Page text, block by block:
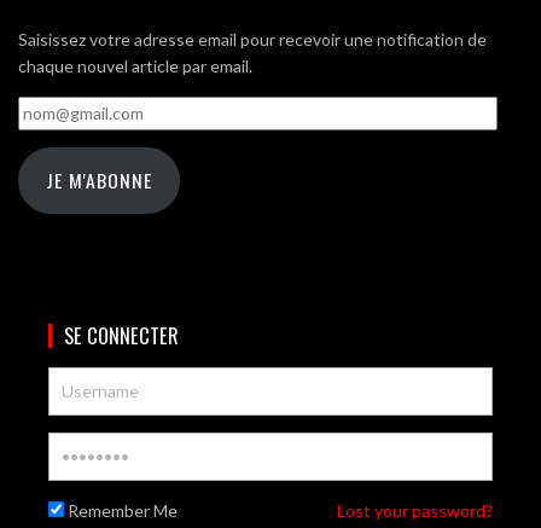
Saisissez votre adresse email pour recevoir une notification de
chaque nouvel article par email.
nom@gmail.com
JE M'ABONNE
SE CONNECTER
Remember Me Lost your password?